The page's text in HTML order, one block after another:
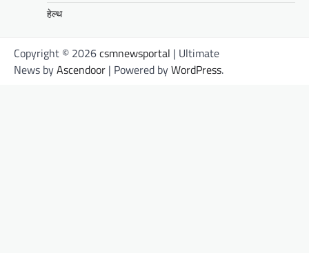
हेल्थ
Copyright © 2026csmnewsportal | Ultimate
News byAscendoor | Powered byWordPress.